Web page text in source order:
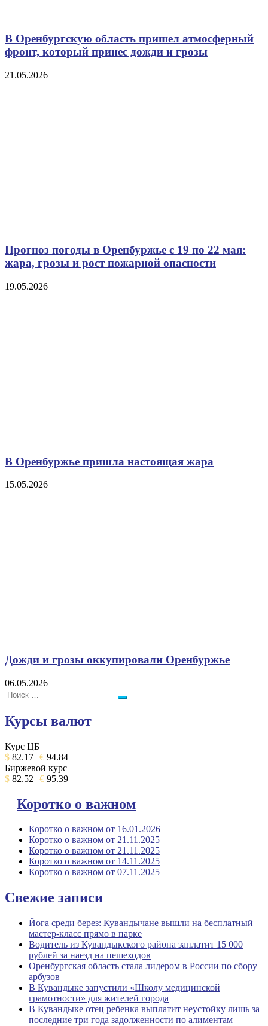
В Оренбургскую область пришел атмосферный
фронт, который принес дожди и грозы
21.05.2026
Прогноз погоды в Оренбуржье с 19 по 22 мая:
жара, грозы и рост пожарной опасности
19.05.2026
В Оренбуржье пришла настоящая жара
15.05.2026
Дожди и грозы оккупировали Оренбуржье
06.05.2026
Поиск:
Поиск
Курсы валют
Курс ЦБ
$ 82.17 € 94.84
Биржевой курс
$ 82.52 € 95.39
Коротко о важном
Коротко о важном от 16.01.2026
Коротко о важном от 21.11.2025
Коротко о важном от 21.11.2025
Коротко о важном от 14.11.2025
Коротко о важном от 07.11.2025
Свежие записи
Йога среди берез: Кувандычане вышли на бесплатный
мастер-класс прямо в парке
Водитель из Кувандыкского района заплатит 15 000
рублей за наезд на пешеходов
Оренбургская область стала лидером в России по сбору
арбузов
В Кувандыке запустили «Школу медицинской
грамотности» для жителей города
В Кувандыке отец ребенка выплатит неустойку лишь за
последние три года задолженности по алиментам